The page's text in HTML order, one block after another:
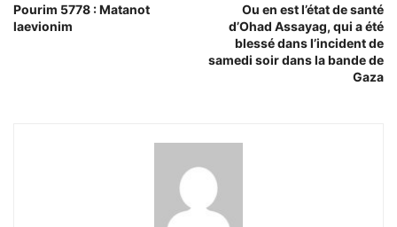
Pourim 5778 : Matanot
laevionim
Ou en est l’état de santé
d’Ohad Assayag, qui a été
blessé dans l’incident de
samedi soir dans la bande de
Gaza